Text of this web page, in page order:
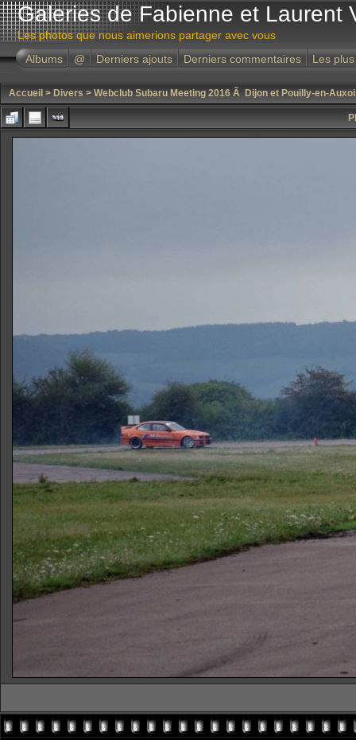
Galeries de Fabienne et Laurent
Les photos que nous aimerions partager avec vous
Albums
@ Derniers ajouts Derniers commentaires Les
Accueil > Divers > Webclub Subaru Meeting 2016 Ã Dijon et Pouilly-en-